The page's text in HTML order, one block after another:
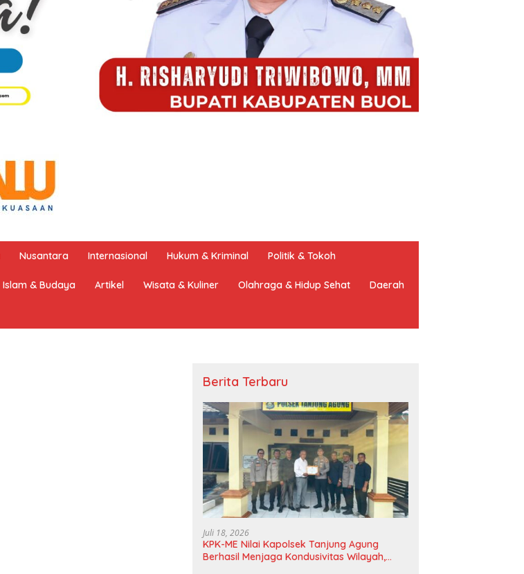
Nusantara Internasional Hukum & Kriminal Politik & Tokoh
Islam & Budaya Artikel Wisata & Kuliner Olahraga & Hidup Sehat Daerah
Berita Terbaru
Juli 18, 2026
KPK-ME Nilai Kapolsek Tanjung Agung
Berhasil Menjaga Kondusivitas Wilayah,